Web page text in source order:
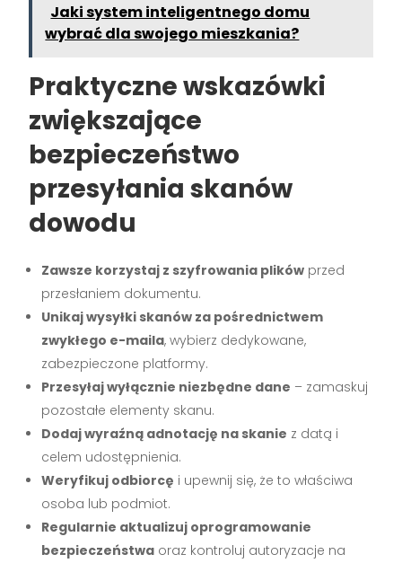
Jaki system inteligentnego domu
wybrać dla swojego mieszkania?
Praktyczne wskazówki
zwiększające
bezpieczeństwo
przesyłania skanów
dowodu
Zawsze korzystaj z szyfrowania plików przed
przesłaniem dokumentu.
Unikaj wysyłki skanów za pośrednictwem
zwykłego e-maila, wybierz dedykowane,
zabezpieczone platformy.
Przesyłaj wyłącznie niezbędne dane – zamaskuj
pozostałe elementy skanu.
Dodaj wyraźną adnotację na skanie z datą i
celem udostępnienia.
Weryfikuj odbiorcę i upewnij się, że to właściwa
osoba lub podmiot.
Regularnie aktualizuj oprogramowanie
bezpieczeństwa oraz kontroluj autoryzacje na